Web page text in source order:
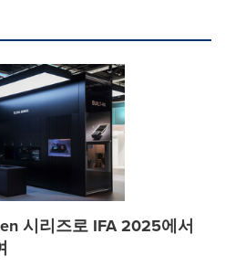
시리즈로 IFA 2025에서